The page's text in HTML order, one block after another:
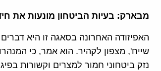
מבארק: בעיות הביטחון מונעות את
האפיזודה האחרונה בסאגה זו היא
שייח', מצפון לקהיר. הוא אמר, כי
נזק ביטחוני חמור למצרים וקשורות